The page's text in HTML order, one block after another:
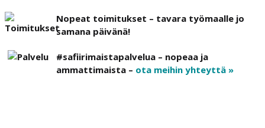
Nopeat toimitukset – tavara työmaalle jo
samana päivänä!
#safiirimaistapalvelua – nopeaa ja
ammattimaista – ota meihin yhteyttä »